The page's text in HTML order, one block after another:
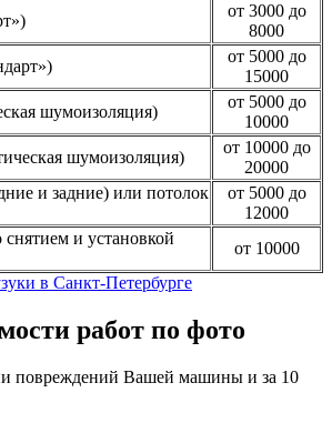
от 3000 до
8000
от 5000 до
15000
шумоизоляция)
от 5000 до
10000
шумоизоляция)
от 10000 до
20000
и задние) или потолок
от 5000 до
12000
и установкой
от 10000
в Санкт-Петербурге
работ по фото
повреждений Вашей машины и за 10